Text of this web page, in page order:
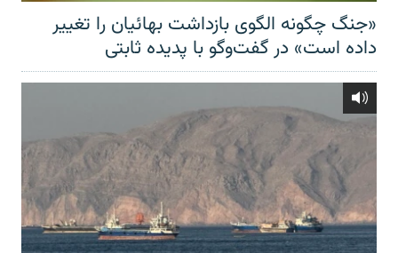
«جنگ چگونه الگوی بازداشت بهائیان را تغییر
داده است» در گفت‌وگو با پدیده ثابتی